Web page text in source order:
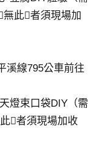
無此者須現場加
溪線795公車前往
燈束口袋DIY（需
者須現場加收